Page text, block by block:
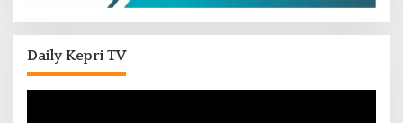
Daily Kepri TV